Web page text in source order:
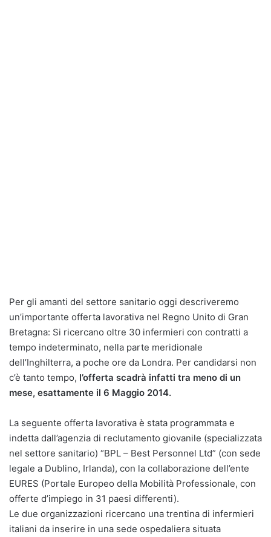
Per gli amanti del settore sanitario oggi descriveremo
un’importante offerta lavorativa nel Regno Unito di Gran
Bretagna: Si ricercano oltre 30 infermieri con contratti a
tempo indeterminato, nella parte meridionale
dell’Inghilterra, a poche ore da Londra. Per candidarsi non
c’è tanto tempo, l’offerta scadrà infatti tra meno di un
mese, esattamente il 6 Maggio 2014.
La seguente offerta lavorativa è stata programmata e
indetta dall’agenzia di reclutamento giovanile (specializzata
nel settore sanitario) “BPL – Best Personnel Ltd” (con sede
legale a Dublino, Irlanda), con la collaborazione dell’ente
EURES (Portale Europeo della Mobilità Professionale, con
offerte d’impiego in 31 paesi differenti).
Le due organizzazioni ricercano una trentina di infermieri
italiani da inserire in una sede ospedaliera situata